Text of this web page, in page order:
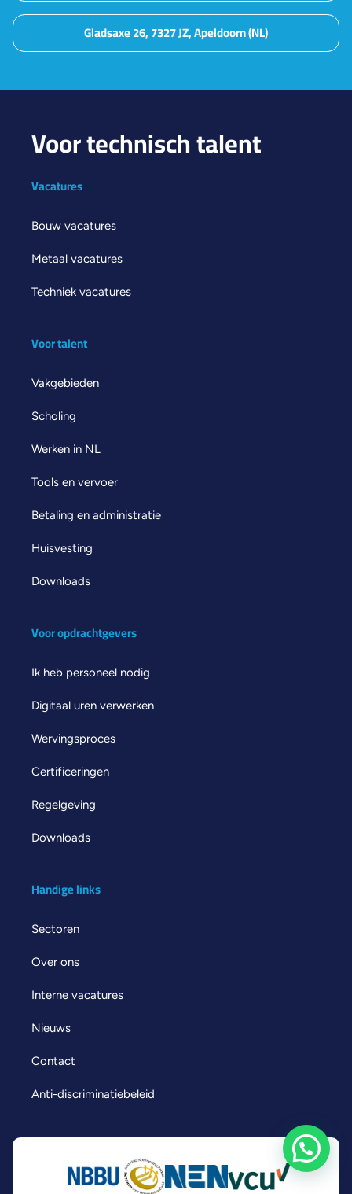
Gladsaxe 26, 7327 JZ, Apeldoorn (NL)
Voor technisch talent
Vacatures
Bouw vacatures
Metaal vacatures
Techniek vacatures
Voor talent
Vakgebieden
Scholing
Werken in NL
Tools en vervoer
Betaling en administratie
Huisvesting
Downloads
Voor opdrachtgevers
Ik heb personeel nodig
Digitaal uren verwerken
Wervingsproces
Certificeringen
Regelgeving
Downloads
Handige links
Sectoren
Over ons
Interne vacatures
Nieuws
Contact
Anti-discriminatiebeleid